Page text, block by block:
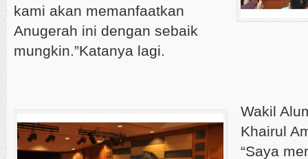
kami akan memanfaatkan
Anugerah ini dengan sebaik
mungkin.”Katanya lagi.
Wakil
Khairul
“Saya